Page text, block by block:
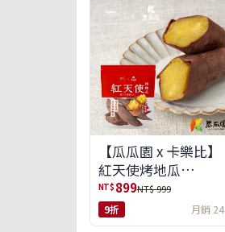
【瓜瓜園 x 卡樂比】
紅天使烤地瓜
350g*10包(免運組)
NT$ 899NT$ 999
9折 月銷 24